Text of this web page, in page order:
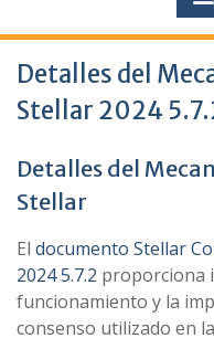
Detalles del
Stellar 2024
Detalles del
Stellar
El documento Stellar
2024 5.7.2 proporciona
funcionamiento y la
consenso utilizado en